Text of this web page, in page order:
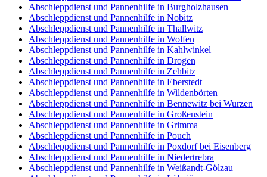
Abschleppdienst und Pannenhilfe in Burgholzhausen
Abschleppdienst und Pannenhilfe in Nobitz
Abschleppdienst und Pannenhilfe in Thallwitz
Abschleppdienst und Pannenhilfe in Wolfen
Abschleppdienst und Pannenhilfe in Kahlwinkel
Abschleppdienst und Pannenhilfe in Drogen
Abschleppdienst und Pannenhilfe in Zehbitz
Abschleppdienst und Pannenhilfe in Eberstedt
Abschleppdienst und Pannenhilfe in Wildenbörten
Abschleppdienst und Pannenhilfe in Bennewitz bei Wurzen
Abschleppdienst und Pannenhilfe in Großenstein
Abschleppdienst und Pannenhilfe in Grimma
Abschleppdienst und Pannenhilfe in Pouch
Abschleppdienst und Pannenhilfe in Poxdorf bei Eisenberg
Abschleppdienst und Pannenhilfe in Niedertrebra
Abschleppdienst und Pannenhilfe in Weißandt-Gölzau